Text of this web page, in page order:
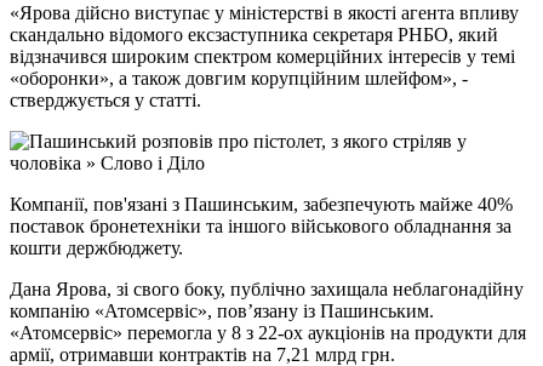
«Ярова дійсно виступає у міністерстві в якості агента впливу
скандально відомого ексзаступника секретаря РНБО, який
відзначився широким спектром комерційних інтересів у темі
«оборонки», а також довгим корупційним шлейфом», -
стверджується у статті.
Компанії, пов'язані з Пашинським, забезпечують майже 40%
поставок бронетехніки та іншого військового обладнання за
кошти держбюджету.
Дана Ярова, зі свого боку, публічно захищала неблагонадійну
компанію «Атомсервіс», пов’язану із Пашинським.
«Атомсервіс» перемогла у 8 з 22-ох аукціонів на продукти для
армії, отримавши контрактів на 7,21 млрд грн.